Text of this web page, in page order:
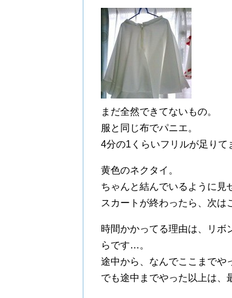
まだ全然できてないもの。
服と同じ布でパニエ。
4分の1くらいフリルが足りて
黄色のネクタイ。
ちゃんと結んでいるように見
スカートが終わったら、次は
時間かかってる理由は、リボ
らです…。
途中から、なんでここまでや
でも途中までやった以上は、